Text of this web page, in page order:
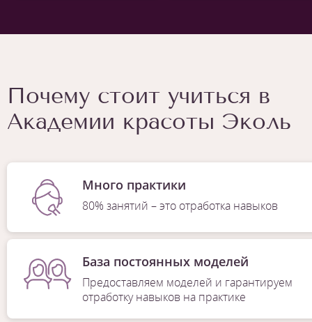
Почему стоит учиться в
Академии красоты Эколь
Много практики
80% занятий – это отработка навыков
База постоянных моделей
Предоставляем моделей и гарантируем
отработку навыков на практике